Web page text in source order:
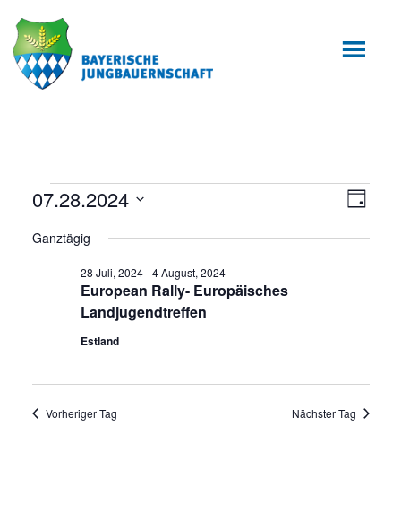
Inhalt
springen
Fußzeile
springen
Veranstaltungen
für
2024
Tag
07.28.2024
wählen.
Ganztägig
European Rally- Europäisches
Landjugendtreffen
28 Juli, 2024-4 August, 2024
Estland
Vorheriger Tag Nächster Tag